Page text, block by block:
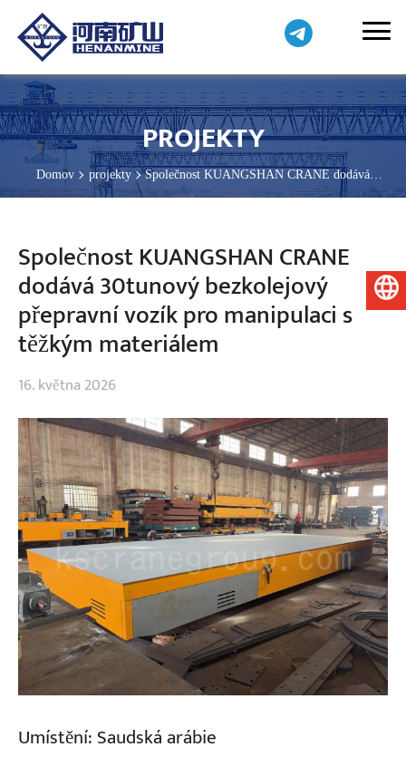
PROJEKTY
Domov projekty
Společnost KUANGSHAN CRANE dodává
30tunový bezkolejový přepravní vozík pro manipulaci s těžkým
Společnost KUANGSHAN CRANE
dodává 30tunový bezkolejový
přepravní vozík pro manipulaci s
těžkým materiálem
16. května 2026
Umístění: Saudská arábie
Čeština